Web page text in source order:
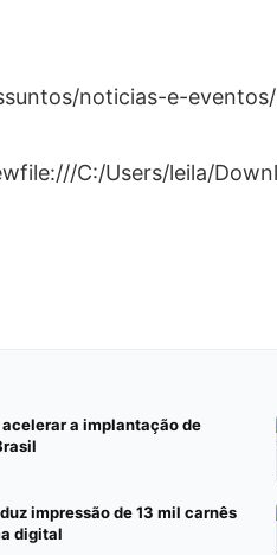
noticias-e-
C:/Users/leila/
acelerar a implantação de
impressão de 13 mil carnês
digital